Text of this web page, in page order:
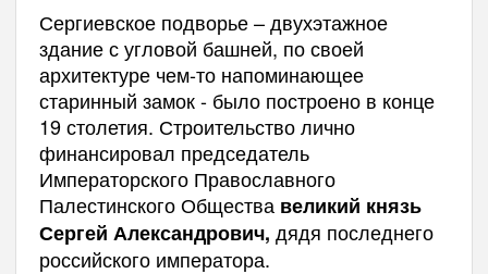
Сергиевское подворье – двухэтажное
здание с угловой башней, по своей
архитектуре чем-то напоминающее
старинный замок - было построено в конце
19 столетия. Строительство лично
финансировал председатель
Императорского Православного
Палестинского Общества великий князь
Сергей Александрович, дядя последнего
российского императора.